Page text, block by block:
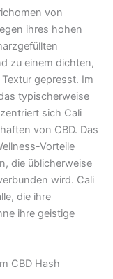
von
ihres hohen
zu einem dichten,
gepresst. Im
typischerweise
sich Cali
von CBD. Das
Vorteile
die üblicherweise
wird. Cali
die ihre
ihre geistige
CBD Hash